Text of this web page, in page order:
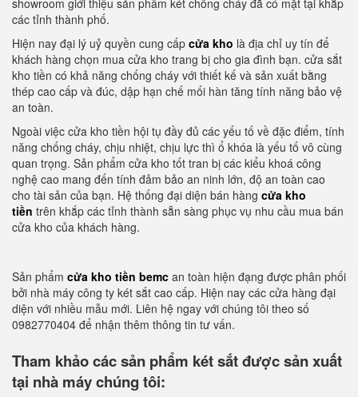
showroom giới thiệu sản phẩm két chống cháy đã có mặt tại khắp
các tỉnh thành phố.
Hiện nay đại lý uỷ quyền cung cấp cửa kho là địa chỉ uy tín để
khách hàng chọn mua cửa kho trang bị cho gia đình bạn. cửa sắt
kho tiền có khả năng chống cháy với thiết kế và sản xuất bằng
thép cao cấp và đúc, dập hạn chế mối hàn tăng tính năng bảo vệ
an toàn.
Ngoài việc cửa kho tiền hội tụ đầy đủ các yếu tố về đặc điểm, tính
năng chống cháy, chịu nhiệt, chịu lực thì ổ khóa là yếu tố vô cùng
quan trọng. Sản phẩm cửa kho tốt tran bị các kiểu khoá công
nghệ cao mang đến tính đảm bảo an ninh lớn, độ an toàn cao
cho tài sản của bạn. Hệ thống đại diện bán hàng cửa kho
tiền trên khắp các tỉnh thành sẵn sàng phục vụ nhu cầu mua bán
cửa kho của khách hàng.
Sản phẩm cửa kho tiền bemc an toàn hiện đạng được phân phối
bởi nhà máy công ty két sắt cao cấp. Hiện nay các cửa hàng đại
diện với nhiều mẫu mới. Liên hệ ngay với chúng tôi theo số
0982770404 để nhận thêm thông tin tư vấn.
Tham khảo các sản phẩm két sắt được sản xuất
tại nhà máy chúng tôi: